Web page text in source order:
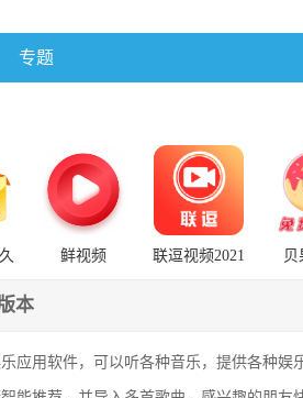
专题
鲜视频
联逗视频2021
贝
本
应用软件，可以听各种音乐，提供各种娱